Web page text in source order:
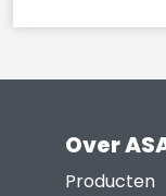
Over
Producten